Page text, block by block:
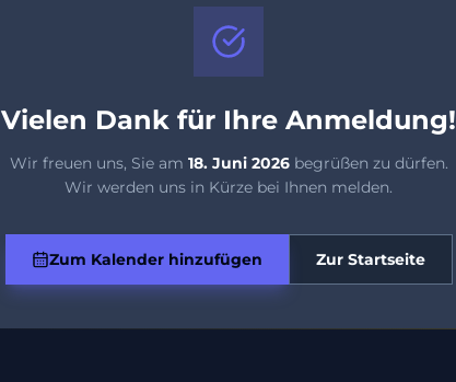
Vielen Dank für Ihre Anmeldung!
Wir freuen uns, Sie am 18. Juni 2026begrüßen zu dürfen.
Wir werden uns in Kürze bei Ihnen melden.
Zum Kalender hinzufügen Zur Startseite